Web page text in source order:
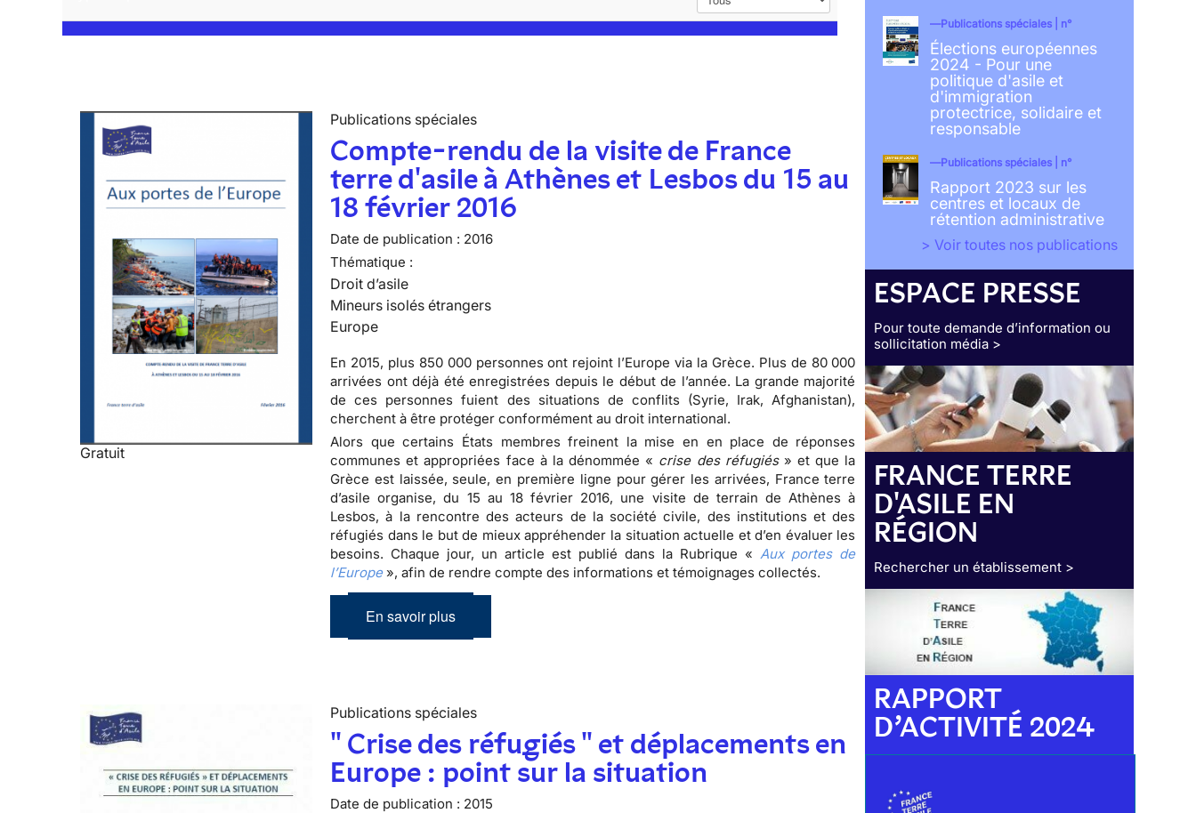
Gratuit
Publications spéciales
Compte-rendu de la visite de France
terre d'asile à Athènes et Lesbos du 15 au
18 février 2016
Date de publication : 2016
Thématique :
Droit d’asile
Mineurs isolés étrangers
Europe
En 2015, plus 850 000 personnes ont rejoint l’Europe via la Grèce. Plus de 80 000
arrivées ont déjà été enregistrées depuis le début de l’année. La grande majorité
de ces personnes fuient des situations de conflits (Syrie, Irak, Afghanistan),
cherchent à être protéger conformément au droit international.
Alors que certains États membres freinent la mise en en place de réponses
communes et appropriées face à la dénommée « crise des réfugiés» et que la
Grèce est laissée, seule, en première ligne pour gérer les arrivées, France terre
d’asile organise, du 15 au 18 février 2016, une visite de terrain de Athènes à
Lesbos, à la rencontre des acteurs de la société civile, des institutions et des
réfugiés dans le but de mieux appréhender la situation actuelle et d’en évaluer les
besoins. Chaque jour, un article est publié dans la Rubrique «Aux portes de
l’Europe», afin de rendre compte des informations et témoignages collectés.
En savoir plus
Publications spéciales
" Crise des réfugiés " et déplacements en
Europe : point sur la situation
Date de publication : 2015
Publications spéciales | n°
Élections européennes
2024 - Pour une
politique d'asile et
d'immigration
protectrice, solidaire et
responsable
Publications spéciales | n°
Rapport 2023 sur les
centres et locaux de
rétention administrative
> Voir toutes nos publications
ESPACE PRESSE
Pour toute demande d’information ou
sollicitation média >
FRANCE TERRE
D'ASILE EN
RÉGION
Rechercher un établissement >
RAPPORT
D’ACTIVITÉ 2024